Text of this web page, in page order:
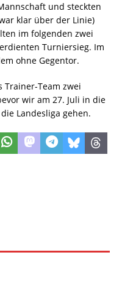
und steckten
klar über der Linie)
im folgenden zwei
Turniersieg. Im
ohne Gegentor.
Trainer-Team zwei
wir am 27. Juli in die
Landesliga gehen.